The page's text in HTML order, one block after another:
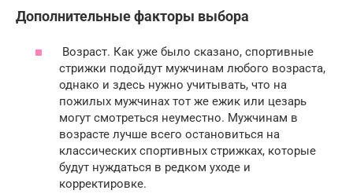
Дополнительные факторы выбора
Возраст. Как уже было сказано, спортивные
стрижки подойдут мужчинам любого возраста,
однако и здесь нужно учитывать, что на
пожилых мужчинах тот же ежик или цезарь
могут смотреться неуместно. Мужчинам в
возрасте лучше всего остановиться на
классических спортивных стрижках, которые
будут нуждаться в редком уходе и
корректировке.